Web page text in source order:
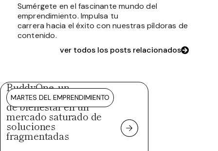
Sumérgete en el fascinante mundo del
emprendimiento. Impulsa tu
carrera hacia el éxito con nuestras píldoras de
contenido.
ver todos los posts relacionados
MARTES DEL EMPRENDIMIENTO
BuddyOne, un
ecosistema integral
de bienestar en un
mercado saturado de
soluciones
fragmentadas